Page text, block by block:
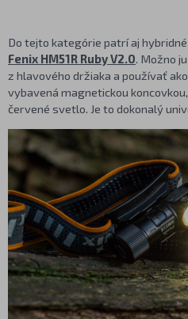
Do tejto kategórie patrí aj
Fenix HM51R Ruby V2.0. Možno
z hlavového držiaka a používať
vybavená magnetickou
červené svetlo. Je to dokonalý